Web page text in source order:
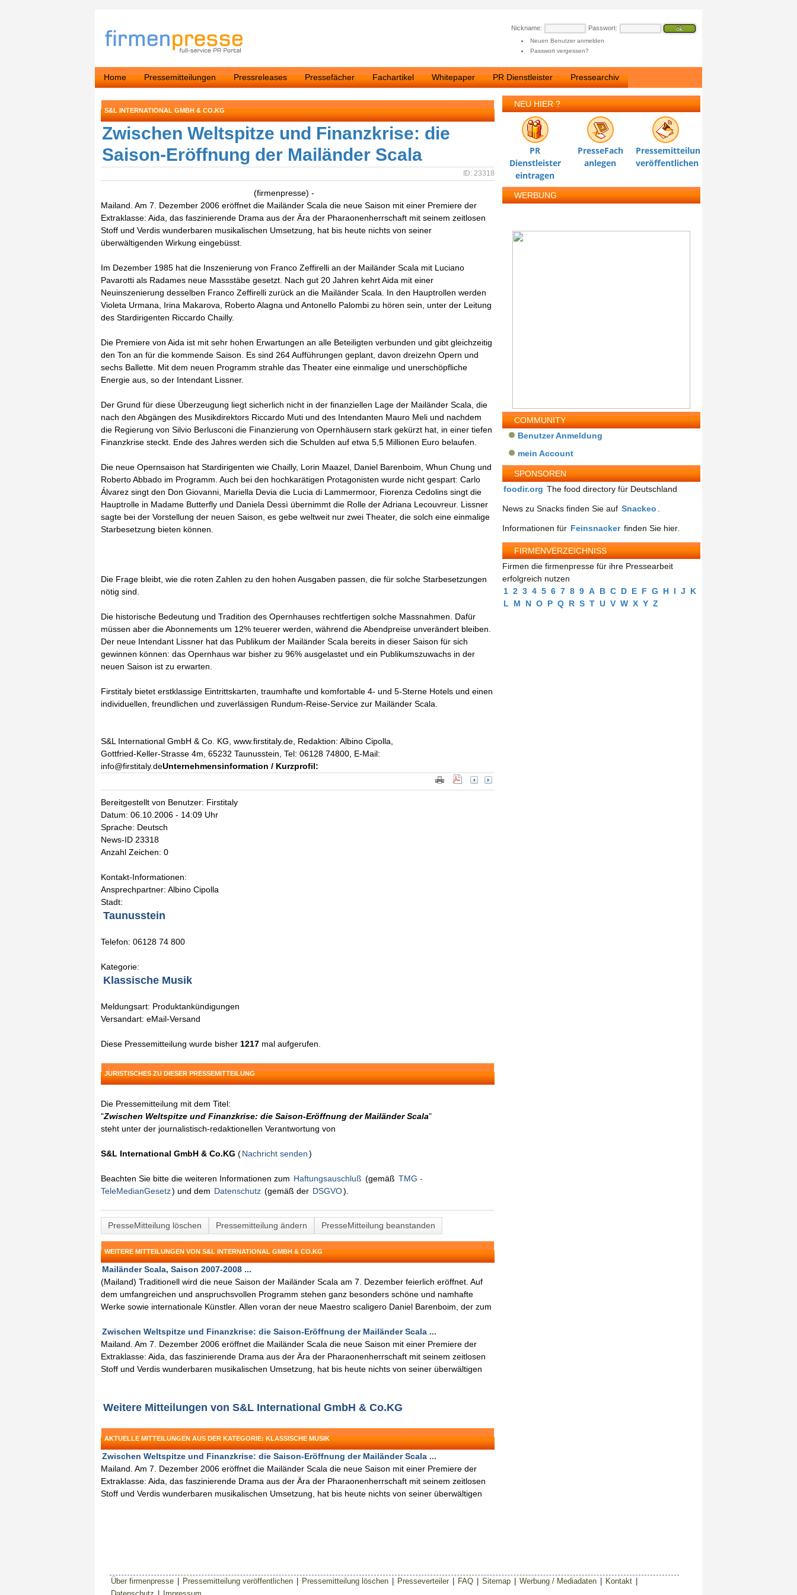
Nickname: Passwort:
Neuen Benutzer anmelden
Passwort vergessen?
Home Pressemitteilungen Pressreleases Pressefächer Fachartikel Whitepaper PR Dienstleister Pressearchiv
S&L INTERNATIONAL GMBH & CO.KG
Zwischen Weltspitze und Finanzkrise: die
Saison-Eröffnung der Mailänder Scala
ID: 23318
(firmenpresse) -
Mailand. Am 7. Dezember 2006 eröffnet die Mailänder Scala die neue Saison mit einer Premiere der
Extraklasse: Aida, das faszinierende Drama aus der Ära der Pharaonenherrschaft mit seinem zeitlosen
Stoff und Verdis wunderbaren musikalischen Umsetzung, hat bis heute nichts von seiner
überwältigenden Wirkung eingebüsst.
Im Dezember 1985 hat die Inszenierung von Franco Zeffirelli an der Mailänder Scala mit Luciano
Pavarotti als Radames neue Massstäbe gesetzt. Nach gut 20 Jahren kehrt Aida mit einer
Neuinszenierung desselben Franco Zeffirelli zurück an die Mailänder Scala. In den Hauptrollen werden
Violeta Urmana, Irina Makarova, Roberto Alagna und Antonello Palombi zu hören sein, unter der Leitung
des Stardirigenten Riccardo Chailly.
Die Premiere von Aida ist mit sehr hohen Erwartungen an alle Beteiligten verbunden und gibt gleichzeitig
den Ton an für die kommende Saison. Es sind 264 Aufführungen geplant, davon dreizehn Opern und
sechs Ballette. Mit dem neuen Programm strahle das Theater eine einmalige und unerschöpfliche
Energie aus, so der Intendant Lissner.
Der Grund für diese Überzeugung liegt sicherlich nicht in der finanziellen Lage der Mailänder Scala, die
nach den Abgängen des Musikdirektors Riccardo Muti und des Intendanten Mauro Meli und nachdem
die Regierung von Silvio Berlusconi die Finanzierung von Opernhäusern stark gekürzt hat, in einer tiefen
Finanzkrise steckt. Ende des Jahres werden sich die Schulden auf etwa 5,5 Millionen Euro belaufen.
Die neue Opernsaison hat Stardirigenten wie Chailly, Lorin Maazel, Daniel Barenboim, Whun Chung und
Roberto Abbado im Programm. Auch bei den hochkarätigen Protagonisten wurde nicht gespart: Carlo
Álvarez singt den Don Giovanni, Mariella Devia die Lucia di Lammermoor, Fiorenza Cedolins singt die
Hauptrolle in Madame Butterfly und Daniela Dessì übernimmt die Rolle der Adriana Lecouvreur. Lissner
sagte bei der Vorstellung der neuen Saison, es gebe weltweit nur zwei Theater, die solch eine einmalige
Starbesetzung bieten können.
Die Frage bleibt, wie die roten Zahlen zu den hohen Ausgaben passen, die für solche Starbesetzungen
nötig sind.
Die historische Bedeutung und Tradition des Opernhauses rechtfertigen solche Massnahmen. Dafür
müssen aber die Abonnements um 12% teuerer werden, während die Abendpreise unverändert bleiben.
Der neue Intendant Lissner hat das Publikum der Mailänder Scala bereits in dieser Saison für sich
gewinnen können: das Opernhaus war bisher zu 96% ausgelastet und ein Publikumszuwachs in der
neuen Saison ist zu erwarten.
Firstitaly bietet erstklassige Eintrittskarten, traumhafte und komfortable 4- und 5-Sterne Hotels und einen
individuellen, freundlichen und zuverlässigen Rundum-Reise-Service zur Mailänder Scala.
S&L International GmbH & Co. KG, www.firstitaly.de, Redaktion: Albino Cipolla,
Gottfried-Keller-Strasse 4m, 65232 Taunusstein, Tel: 06128 74800, E-Mail:
info@firstitaly.deUnternehmensinformation / Kurzprofil:
Bereitgestellt von Benutzer: Firstitaly
Datum: 06.10.2006 - 14:09 Uhr
Sprache: Deutsch
News-ID 23318
Anzahl Zeichen: 0
Kontakt-Informationen:
Ansprechpartner: Albino Cipolla
Stadt:
Taunusstein
Telefon: 06128 74 800
Kategorie:
Klassische Musik
Meldungsart: Produktankündigungen
Versandart: eMail-Versand
Diese Pressemitteilung wurde bisher 1217 mal aufgerufen.
JURISTISCHES ZU DIESER PRESSEMITTEILUNG
Die Pressemitteilung mit dem Titel:
"Zwischen Weltspitze und Finanzkrise: die Saison-Eröffnung der Mailänder Scala"
steht unter der journalistisch-redaktionellen Verantwortung von
S&L International GmbH & Co.KG (Nachricht senden)
Beachten Sie bitte die weiteren Informationen zum Haftungsauschluß (gemäß TMG -
TeleMedianGesetz) und dem Datenschutz (gemäß der DSGVO).
PresseMitteilung löschen Pressemitteilung ändern PresseMitteilung beanstanden
WEITERE MITTEILUNGEN VON S&L INTERNATIONAL GMBH & CO.KG
Mailänder Scala, Saison 2007-2008 ...
(Mailand) Traditionell wird die neue Saison der Mailänder Scala am 7. Dezember feierlich eröffnet. Auf
dem umfangreichen und anspruchsvollen Programm stehen ganz besonders schöne und namhafte
Werke sowie internationale Künstler. Allen voran der neue Maestro scaligero Daniel Barenboim, der zum
Zwischen Weltspitze und Finanzkrise: die Saison-Eröffnung der Mailänder Scala ...
Mailand. Am 7. Dezember 2006 eröffnet die Mailänder Scala die neue Saison mit einer Premiere der
Extraklasse: Aida, das faszinierende Drama aus der Ära der Pharaonenherrschaft mit seinem zeitlosen
Stoff und Verdis wunderbaren musikalischen Umsetzung, hat bis heute nichts von seiner überwältigen
Weitere Mitteilungen von S&L International GmbH & Co.KG
AKTUELLE MITTEILUNGEN AUS DER KATEGORIE: KLASSISCHE MUSIK
Zwischen Weltspitze und Finanzkrise: die Saison-Eröffnung der Mailänder Scala ...
Mailand. Am 7. Dezember 2006 eröffnet die Mailänder Scala die neue Saison mit einer Premiere der
Extraklasse: Aida, das faszinierende Drama aus der Ära der Pharaonenherrschaft mit seinem zeitlosen
Stoff und Verdis wunderbaren musikalischen Umsetzung, hat bis heute nichts von seiner überwältigen
NEU HIER ?
PR
Dienstleister
eintragen
PresseFach
anlegen
Pressemitteilung
veröffentlichen
WERBUNG
COMMUNITY
Benutzer Anmeldung
mein Account
SPONSOREN
foodir.org The food directory für Deutschland
News zu Snacks finden Sie auf Snackeo
Informationen für Feinsnacker finden Sie hier.
FIRMENVERZEICHNISS
Firmen die firmenpresse für ihre Pressearbeit
erfolgreich nutzen
1 2 3 4 5 6 7 8 9 A B C D E F G H I J
K
L
M N O P Q R S T U V W X Y Z
Über firmenpresse Pressemitteilung veröffentlichen Pressemitteilung löschen Presseverteiler FAQ Sitemap Werbung / Mediadaten Kontakt